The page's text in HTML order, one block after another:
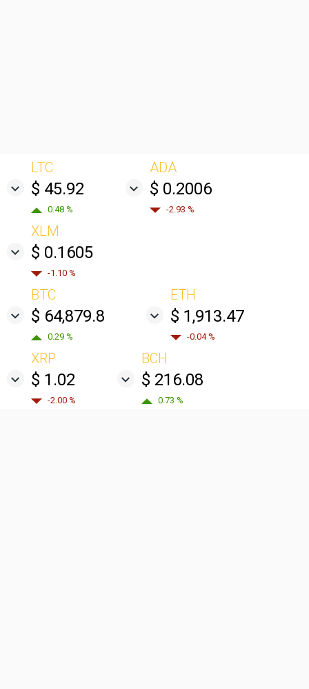
LTC
$ 45.92
0.48 %
ADA
$ 0.2006
-2.93 %
XLM
$ 0.1605
-1.10 %
BTC
$ 64,879.8
0.29 %
ETH
$ 1,913.47
-0.04 %
XRP
$ 1.02
-2.00 %
BCH
$ 216.08
0.73 %